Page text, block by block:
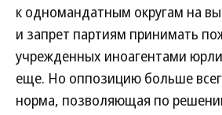
к одномандатным округам на
и запрет партиям принимать
учрежденных иноагентами
еще. Но оппозицию больше
норма, позволяющая по